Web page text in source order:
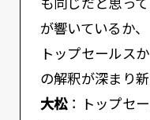
も同じだと思っ
が響いているか
トップセールス
の解釈が深まり
大松：トップセ